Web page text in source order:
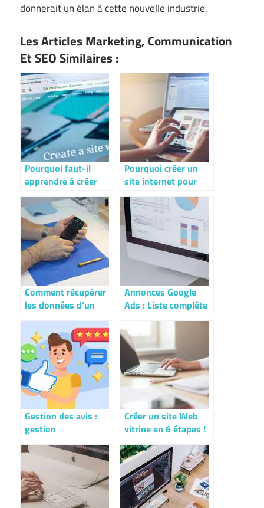
donnerait un élan à cette nouvelle industrie.
Les Articles Marketing, Communication
Et SEO Similaires :
Pourquoi faut-il
apprendre à créer
soi-même son site
WordPress ?
Pourquoi créer un
site internet pour
son entreprise ?
Comment récupérer
les données d’un
smartphone
professionnel cassé ?
Annonces Google
Ads : Liste complète
des différentes
formats
Gestion des avis :
gestion
traditionnelle ou en
ligne pour votre e-
réputation ?
Créer un site Web
vitrine en 6 étapes !